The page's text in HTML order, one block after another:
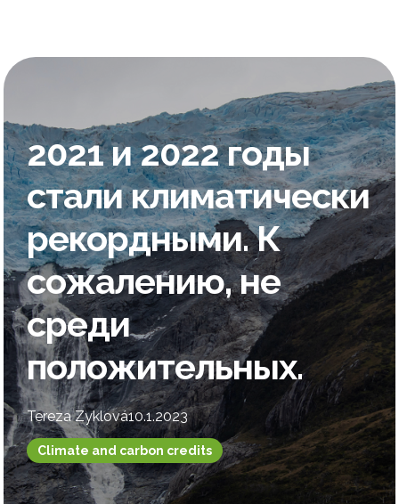
2021 и 2022 годы
стали климатически
рекордными. К
сожалению, не
среди
положительных.
Tereza Zyklová10.1.2023
Climate and carbon credits